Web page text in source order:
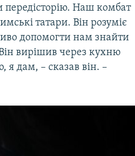
передісторію. Наш комбат
татари. Він розуміє
допомогти нам знайти
вирішив через кухню
я дам, – сказав він. –